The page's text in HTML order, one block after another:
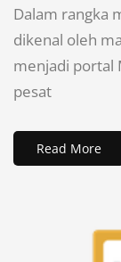
Dalam rangka
dikenal oleh
menjadi portal
pesat
Read More